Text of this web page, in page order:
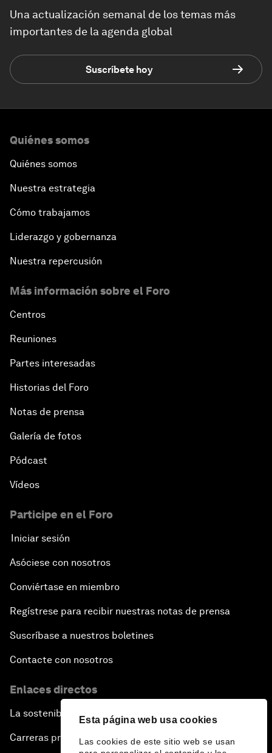
Esta página web usa cookies
Las cookies de este sitio web se usan
Una actualización semanal de los temas más
importantes de la agenda global
Suscríbete hoy
Quiénes somos
Quiénes somos
Nuestra estrategia
Cómo trabajamos
Liderazgo y gobernanza
Nuestra repercusión
Más información sobre el Foro
Centros
Reuniones
Partes interesadas
Historias del Foro
Notas de prensa
Galería de fotos
Pódcast
Vídeos
Participe en el Foro
Iniciar sesión
Asóciese con nosotros
Conviértase en miembro
Regístrese para recibir nuestras notas de prensa
Suscríbase a nuestros boletines
Contacte con nosotros
Enlaces directos
La sostenibilidad en el Foro
Carreras profesionales